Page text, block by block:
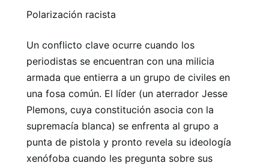
Polarización racista
Un conflicto clave ocurre cuando los
periodistas se encuentran con una milicia
armada que entierra a un grupo de civiles en
una fosa común. El líder (un aterrador Jesse
Plemons, cuya constitución asocia con la
supremacía blanca) se enfrenta al grupo a
punta de pistola y pronto revela su ideología
xenófoba cuando les pregunta sobre sus